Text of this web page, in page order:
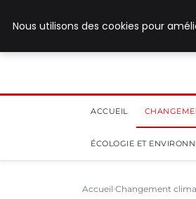
ACCUEIL
ÉCOLOGIE ET
Accueil Changement
Nous utilisons des cookies pour